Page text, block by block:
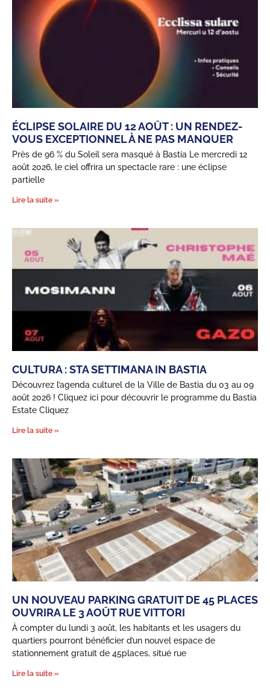
ÉCLIPSE SOLAIRE DU 12 AOÛT : UN RENDEZ-
VOUS EXCEPTIONNEL À NE PAS MANQUER
Près de 96 % du Soleil sera masqué à Bastia Le mercredi 12
août 2026, le ciel offrira un spectacle rare : une éclipse
partielle
Lire la suite »
CULTURA : STA SETTIMANA IN BASTIA
Découvrez l’agenda culturel de la Ville de Bastia du 03 au 09
août 2026 ! Cliquez ici pour découvrir le programme du Bastia
Estate Cliquez
Lire la suite »
UN NOUVEAU PARKING GRATUIT DE 45 PLACES
OUVRIRA LE 3 AOÛT RUE VITTORI
À compter du lundi 3 août, les habitants et les usagers du
quartiers pourront bénéficier d’un nouvel espace de
stationnement gratuit de 45places, situé rue
Lire la suite »